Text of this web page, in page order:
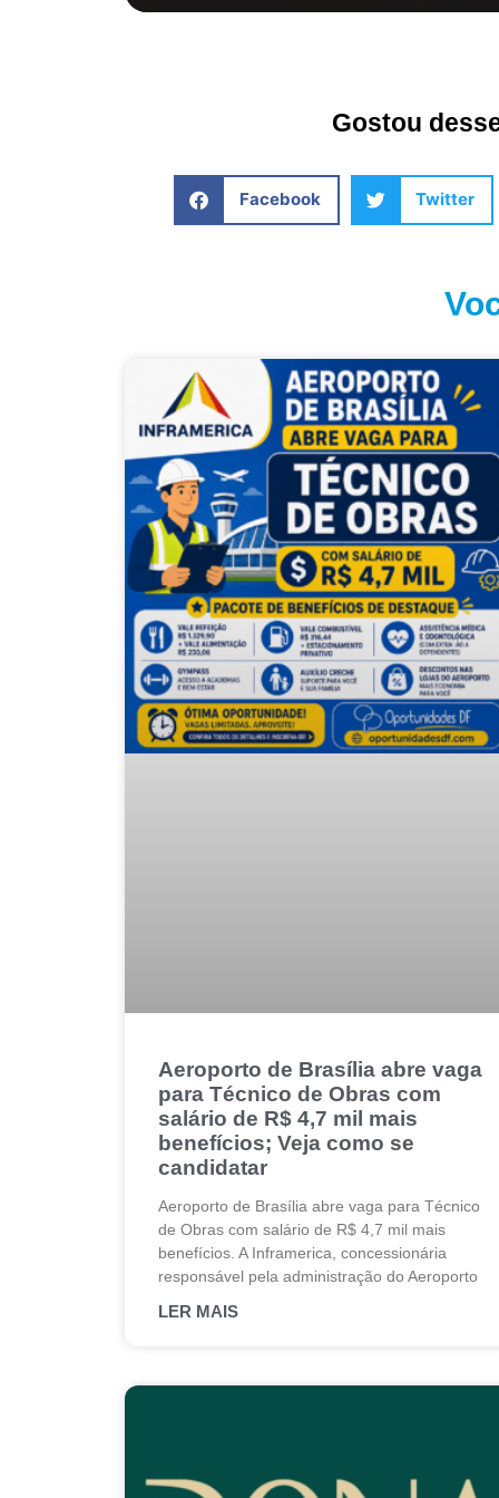
Gostou
Facebook Twitter
Aeroporto de Brasília abre vaga
para Técnico de Obras com
salário de R$ 4,7 mil mais
benefícios; Veja como se
candidatar
Aeroporto de Brasília abre vaga para Técnico
de Obras com salário de R$ 4,7 mil mais
benefícios. A Inframerica, concessionária
responsável pela administração do Aeroporto
LER MAIS